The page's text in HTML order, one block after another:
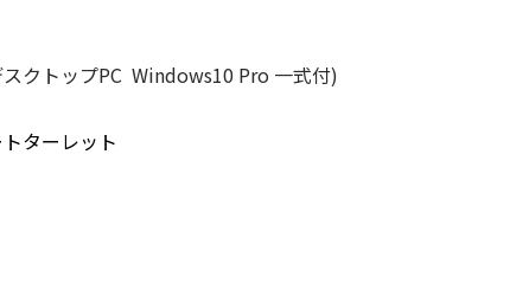
クトップPC Windows10 Pro 一式付)
ターレット